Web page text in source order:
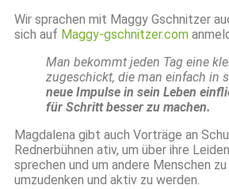
Wir sprachen mit Maggy Gschnitzer
sich auf Maggy-gschnitzer.com
Man bekommt jeden Tag eine
zugeschickt, die man einfach in
neue Impulse in sein Leben
für Schritt besser zu machen.
Magdalena gibt auch Vorträge an
Rednerbühnen ativ, um über ihre
sprechen und um andere Menschen
umzudenken und aktiv zu werden.